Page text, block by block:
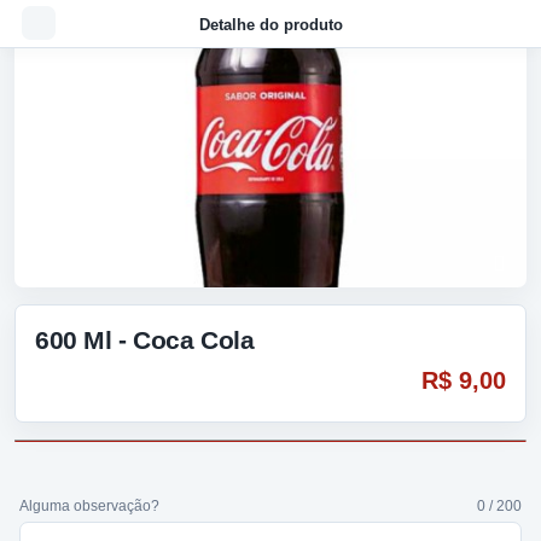
Detalhe do produto
600 Ml - Coca Cola
R$ 9,00
Alguma observação? 0 / 200